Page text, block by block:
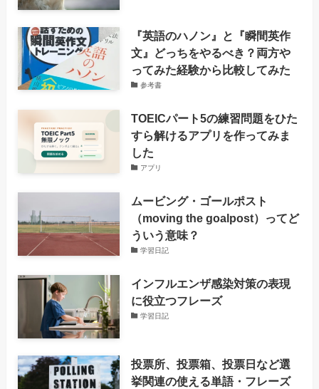
『英語のハノン』と『瞬間英作
文』どっちをやるべき？両方や
ってみた経験から比較してみた
参考書
TOEICパート5の練習問題をひた
すら解けるアプリを作ってみま
した
アプリ
ムービング・ゴールポスト
（moving the goalpost）ってど
ういう意味？
学習日記
インフルエンザ感染対策の表現
に役立つフレーズ
学習日記
投票所、投票箱、投票日など選
挙関連の使える単語・フレーズ